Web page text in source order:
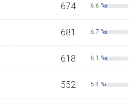
674 6.6 %
681 6.7 %
618 6.1 %
552 5.4 %